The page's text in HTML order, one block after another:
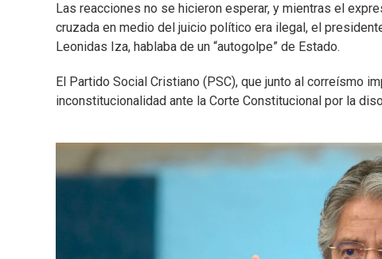
Las reacciones no se hicieron esperar, y mientras el
cruzada en medio del juicio político era ilegal, el
Leonidas Iza, hablaba de un “autogolpe” de Estado.
El Partido Social Cristiano (PSC), que junto al correísmo
inconstitucionalidad ante la Corte Constitucional por la